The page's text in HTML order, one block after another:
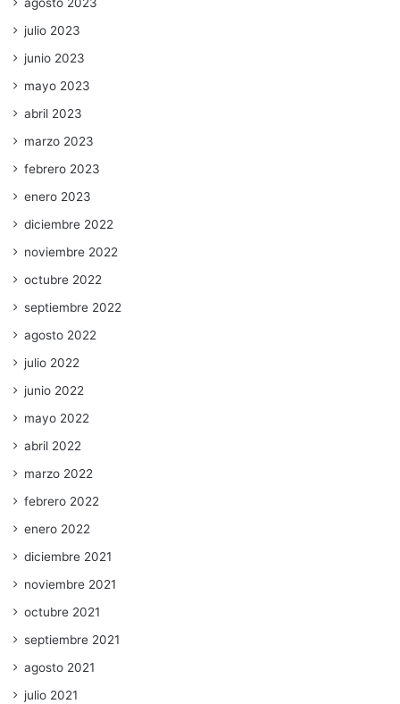
julio 2023
junio 2023
mayo 2023
abril 2023
marzo 2023
febrero 2023
enero 2023
diciembre 2022
noviembre 2022
octubre 2022
septiembre 2022
agosto 2022
julio 2022
junio 2022
mayo 2022
abril 2022
marzo 2022
febrero 2022
enero 2022
diciembre 2021
noviembre 2021
octubre 2021
septiembre 2021
agosto 2021
julio 2021